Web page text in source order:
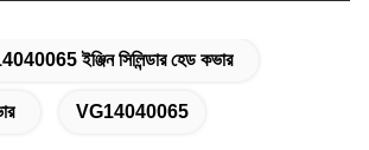
ইঞ্জিন সিলিন্ডার হেড কভার
VG14040065